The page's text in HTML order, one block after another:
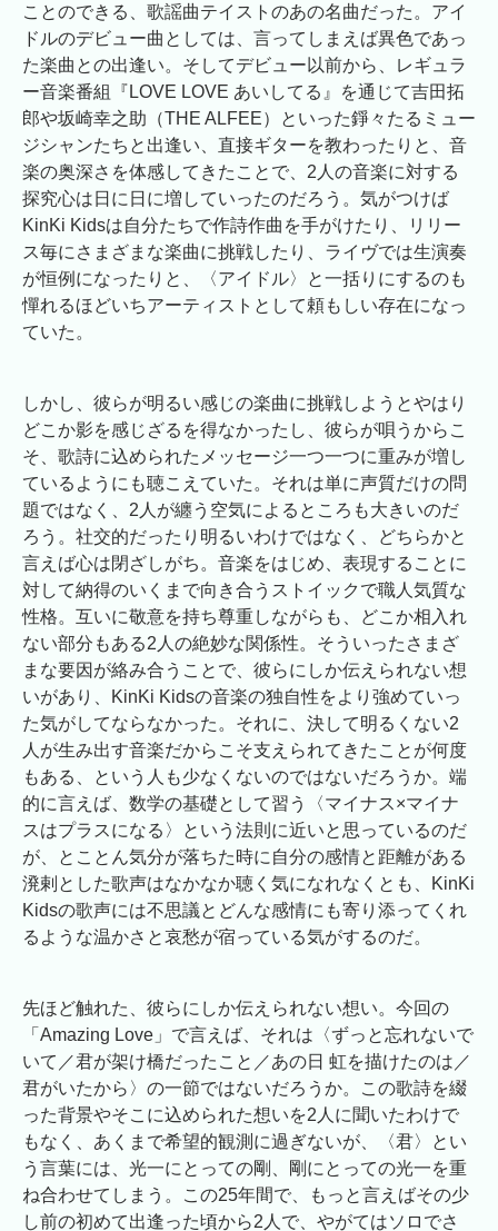
ことのできる、歌謡曲テイストのあの名曲だった。アイ
ドルのデビュー曲としては、言ってしまえば異色であっ
た楽曲との出逢い。そしてデビュー以前から、レギュラ
ー音楽番組『LOVE LOVE あいしてる』を通じて吉田拓
郎や坂崎幸之助（THE ALFEE）といった錚々たるミュー
ジシャンたちと出逢い、直接ギターを教わったりと、音
楽の奥深さを体感してきたことで、2人の音楽に対する
探究心は日に日に増していったのだろう。気がつけば
KinKi Kidsは自分たちで作詩作曲を手がけたり、リリー
ス毎にさまざまな楽曲に挑戦したり、ライヴでは生演奏
が恒例になったりと、〈アイドル〉と一括りにするのも
憚れるほどいちアーティストとして頼もしい存在になっ
ていた。
しかし、彼らが明るい感じの楽曲に挑戦しようとやはり
どこか影を感じざるを得なかったし、彼らが唄うからこ
そ、歌詩に込められたメッセージ一つ一つに重みが増し
ているようにも聴こえていた。それは単に声質だけの問
題ではなく、2人が纏う空気によるところも大きいのだ
ろう。社交的だったり明るいわけではなく、どちらかと
言えば心は閉ざしがち。音楽をはじめ、表現することに
対して納得のいくまで向き合うストイックで職人気質な
性格。互いに敬意を持ち尊重しながらも、どこか相入れ
ない部分もある2人の絶妙な関係性。そういったさまざ
まな要因が絡み合うことで、彼らにしか伝えられない想
いがあり、KinKi Kidsの音楽の独自性をより強めていっ
た気がしてならなかった。それに、決して明るくない2
人が生み出す音楽だからこそ支えられてきたことが何度
もある、という人も少なくないのではないだろうか。端
的に言えば、数学の基礎として習う〈マイナス×マイナ
スはプラスになる〉という法則に近いと思っているのだ
が、とことん気分が落ちた時に自分の感情と距離がある
溌剌とした歌声はなかなか聴く気になれなくとも、KinKi
Kidsの歌声には不思議とどんな感情にも寄り添ってくれ
るような温かさと哀愁が宿っている気がするのだ。
先ほど触れた、彼らにしか伝えられない想い。今回の
「Amazing Love」で言えば、それは〈ずっと忘れないで
いて／君が架け橋だったこと／あの日 虹を描けたのは／
君がいたから〉の一節ではないだろうか。この歌詩を綴
った背景やそこに込められた想いを2人に聞いたわけで
もなく、あくまで希望的観測に過ぎないが、〈君〉とい
う言葉には、光一にとっての剛、剛にとっての光一を重
ね合わせてしまう。この25年間で、もっと言えばその少
し前の初めて出逢った頃から2人で、やがてはソロでさ